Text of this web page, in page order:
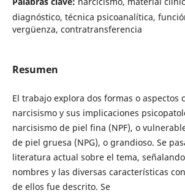
diagnóstico, técnica psicoanalítica,
vergüenza, contratransferencia
Resumen
El trabajo explora dos formas o aspectos
narcisismo y sus implicaciones
narcisismo de piel fina (NPF), o
de piel gruesa (NPG), o grandioso. Se
literatura actual sobre el tema,
nombres y las diversas características
de ellos fue descrito. Se